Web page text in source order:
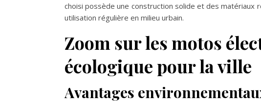
choisi possède une construction solide et des matériaux
utilisation régulière en milieu urbain.
Zoom sur les motos
écologique pour la ville
Avantages